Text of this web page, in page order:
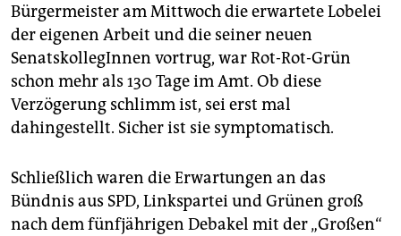
epaper login
Bürgermeister am Mittwoch die erwartete Lobelei
der eigenen Arbeit und die seiner neuen
SenatskollegInnen vortrug, war Rot-Rot-Grün
schon mehr als 130 Tage im Amt. Ob diese
Verzögerung schlimm ist, sei erst mal
dahingestellt. Sicher ist sie symptomatisch.
Schließlich waren die Erwartungen an das
Bündnis aus SPD, Linkspartei und Grünen groß
nach dem fünfjährigen Debakel mit der „Großen“